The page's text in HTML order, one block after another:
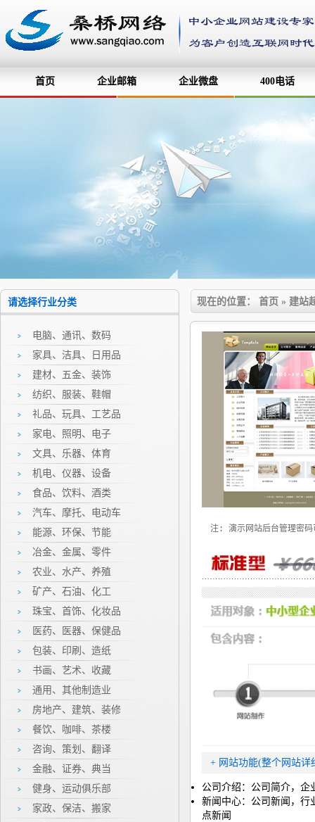
首页 企业邮箱 企业微盘 400电话
请选择行业分类
电脑、通讯、数码
家具、洁具、日用品
建材、五金、装饰
纺织、服装、鞋帽
礼品、玩具、工艺品
家电、照明、电子
文具、乐器、体育
机电、仪器、设备
食品、饮料、酒类
汽车、摩托、电动车
能源、环保、节能
冶金、金属、零件
农业、水产、养殖
矿产、石油、化工
珠宝、首饰、化妆品
医药、医器、保健品
包装、印刷、造纸
书画、艺术、收藏
通用、其他制造业
房地产、建筑、装修
餐饮、咖啡、茶楼
咨询、策划、翻译
金融、证券、典当
健身、运动俱乐部
家政、保洁、搬家
现在的位置： 首页 » 建站
注: 演示网站后台管理密码
+ 网站功能(整个网站详
公司介绍：公司简介，企
新闻中心：公司新闻，行
点新闻